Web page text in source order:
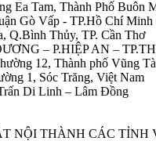
Ea Tam, Thành Phố Buôn
Gò Vấp - TP.Hồ Chí Minh
Q.Bình Thủy, TP. Cần Thơ
– P.HIỆP AN –
12, Thành phố Vũng
1, Sóc Trăng, Việt Nam
Di Linh – Lâm Đồng
NỘI THÀNH CÁC TỈNH